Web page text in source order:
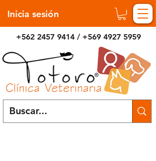
Inicia sesión
+562 2457 9414 / +569 4927 5959